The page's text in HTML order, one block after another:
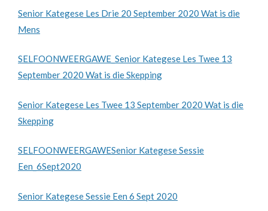
Senior Kategese Les Drie 20 September 2020 Wat is die
Mens
SELFOONWEERGAWE_Senior Kategese Les Twee 13
September 2020 Wat is die Skepping
Senior Kategese Les Twee 13 September 2020 Wat is die
Skepping
SELFOONWEERGAWESenior Kategese Sessie
Een_6Sept2020
Senior Kategese Sessie Een 6 Sept 2020